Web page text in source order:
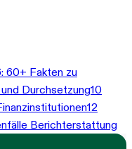
60+ Fakten zu
Durchsetzung10
12
Berichterstattung